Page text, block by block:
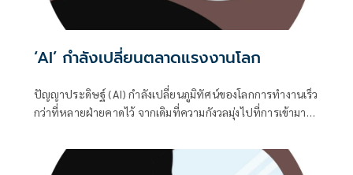
‘AI’ กำลังเปลี่ยนตลาดแรงงานโลก
ปัญญาประดิษฐ์ (AI) กำลังเปลี่ยนภูมิทัศน์ของโลกการทำงานเร็ว
กว่าที่หลายฝ่ายคาดไว้ จากเดิมที่ความกังวลมุ่งไปที่การเข้ามา
คำถามว่า ‘คนทำงาน’ จะต้องปรับตัวอย่างไรเพื่อให้ยังคงมี
บทบาทในตลาดแรงงานที่กำลังเปลี่ยนแปลงอย่างรวดเร็ว ขณะ